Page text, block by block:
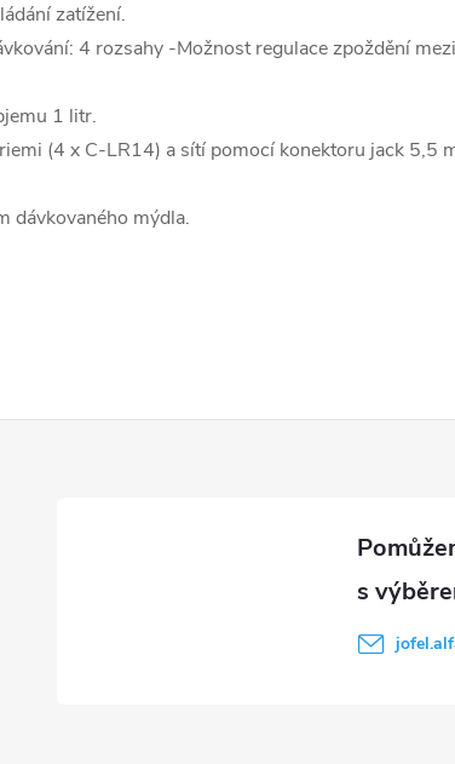
zatížení.
4 rozsahy -Možnost regulace zpoždění
1 litr.
(4 x C-LR14) a sítí pomocí konektoru jack 5,5
dávkovaného mýdla.